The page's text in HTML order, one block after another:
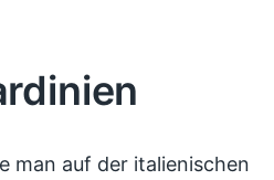
man auf der italienischen